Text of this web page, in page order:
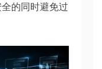
的同时避免过